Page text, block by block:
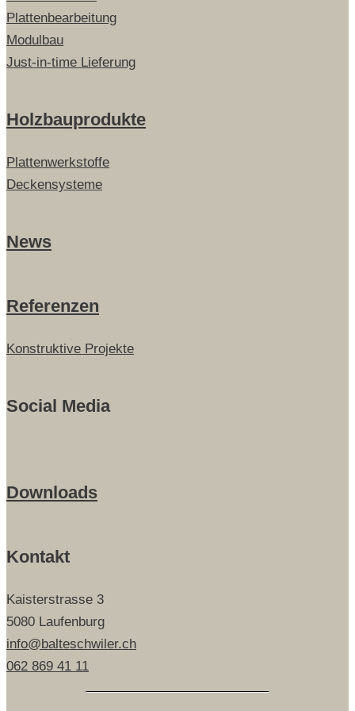
Plattenbearbeitung
Modulbau
Just-in-time Lieferung
Holzbauprodukte
Plattenwerkstoffe
Deckensysteme
News
Referenzen
Konstruktive Projekte
Social Media
Downloads
Kontakt
Kaisterstrasse 3
5080 Laufenburg
info@balteschwiler.ch
062 869 41 11